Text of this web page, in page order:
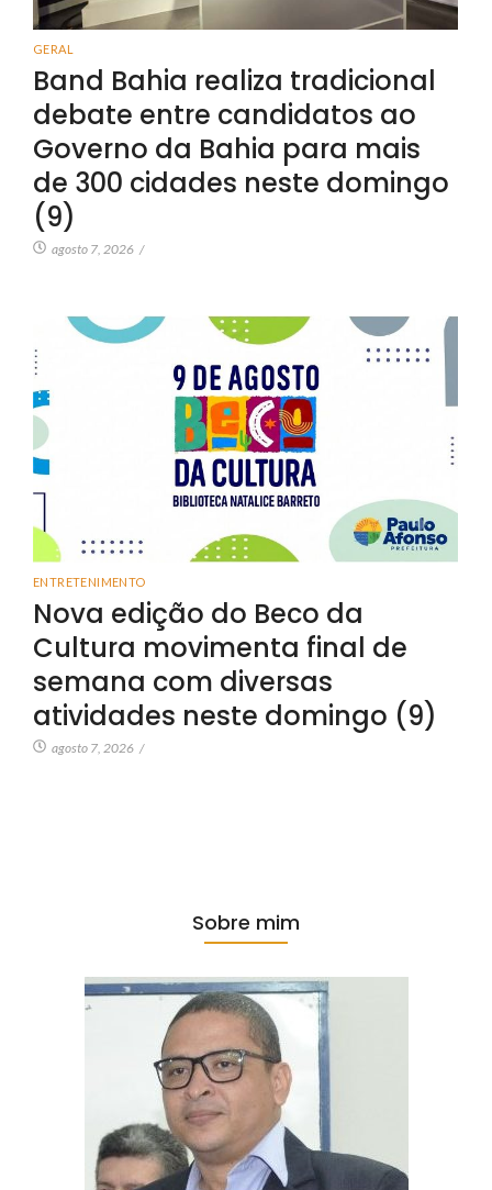
GERAL
Band Bahia realiza tradicional
debate entre candidatos ao
Governo da Bahia para mais
de 300 cidades neste domingo
(9)
agosto 7, 2026 /
ENTRETENIMENTO
Nova edição do Beco da
Cultura movimenta final de
semana com diversas
atividades neste domingo (9)
agosto 7, 2026 /
Sobre mim